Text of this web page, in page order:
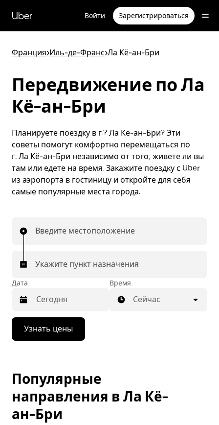
перейти
к
Uber Войти Зарегистрироваться
Франция>Иль-де-Франс>Ла Кё-ан-Бри
Передвижение по Ла
Кё-ан-Бри
Планируете поездку в г.? Ла Кё-ан-Бри? Эти
советы помогут комфортно перемещаться по
г. Ла Кё-ан-Бри независимо от того, живете ли вы
там или едете на время. Закажите поездку с Uber
из аэропорта в гостиницу и откройте для себя
самые популярные места города.
Введите местоположение
Укажите пункт назначения
Дата
Нажмите
стрелку
вниз,
календарю
и
выбрать
дату.
Чтобы
закрыть
Время
Сейчас
Узнать цены
Популярные
направления в Ла Кё-
ан-Бри